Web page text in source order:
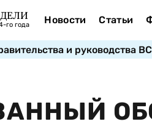
го года Новости Статьи
и руководства